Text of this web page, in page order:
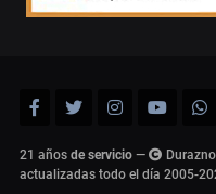
21 años de servicio —
actualizadas todo el día 2005-